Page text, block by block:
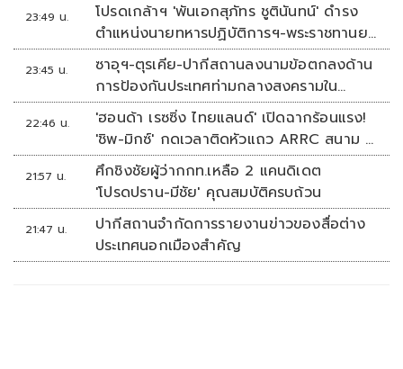
23:49 น.
โปรดเกล้าฯ 'พันเอกสุภัทร ชูตินันทน์' ดำรง
ตำแหน่งนายทหารปฏิบัติการฯ-พระราชทานยศ
'พลตรี'
23:45 น.
ซาอุฯ-ตุรเคีย-ปากีสถานลงนามข้อตกลงด้าน
การป้องกันประเทศท่ามกลางสงครามใน
ภูมิภาค
22:46 น.
'ฮอนด้า เรซซิ่ง ไทยแลนด์' เปิดฉากร้อนแรง!
'ชิพ-มิกซ์' กดเวลาติดหัวแถว ARRC สนาม 4
ที่มัลดาลิกา
21:57 น.
ศึกชิงชัยผู้ว่ากกท.เหลือ 2 แคนดิเดต
'โปรดปราน-มีชัย' คุณสมบัติครบถ้วน
21:47 น.
ปากีสถานจำกัดการรายงานข่าวของสื่อต่าง
ประเทศนอกเมืองสำคัญ